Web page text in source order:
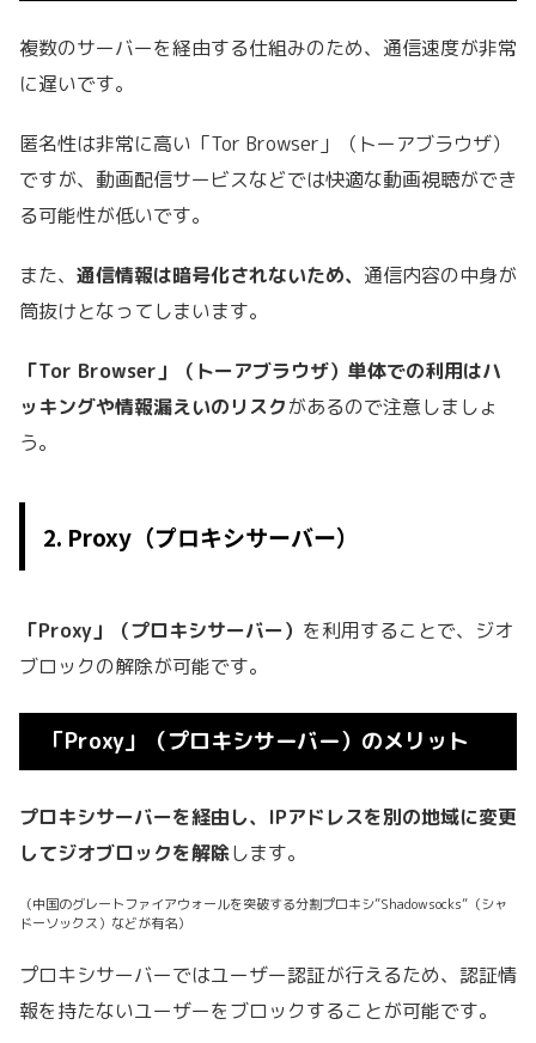
複数のサーバーを経由する仕組みのため、通信速度が非常
に遅いです。
匿名性は非常に高い「Tor Browser」（トーアブラウザ）
ですが、動画配信サービスなどでは快適な動画視聴ができ
る可能性が低いです。
また、 通信情報は暗号化されないため、 通信内容の中身が
筒抜けとなってしまいます。
「Tor Browser」（トーアブラウザ）単体での利用はハ
ッキングや情報漏えいのリスクがあるので注意しましょ
う。
2. Proxy（プロキシサーバー）
「Proxy」（プロキシサーバー） を利用することで、ジオ
ブロックの解除が可能です。
「Proxy」（プロキシサーバー）のメリット
プロキシサーバーを経由し、IPアドレスを別の地域に変更
してジオブロックを解除します。
（中国のグレートファイアウォールを突破する分割プロキシ”Shadowsocks”（シャ
ドーソックス）などが有名）
プロキシサーバーではユーザー認証が行えるため、認証情
報を持たないユーザーをブロックすることが可能です。